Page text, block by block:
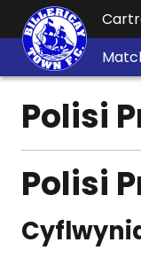
Polisi
Polisi